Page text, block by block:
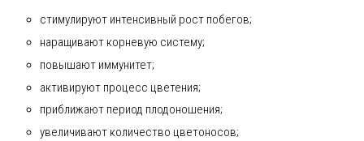
стимулируют интенсивный рост побегов;
наращивают корневую систему;
повышают иммунитет;
активируют процесс цветения;
приближают период плодоношения;
увеличивают количество цветоносов;